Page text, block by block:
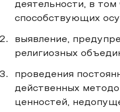
деятельности, в
способствующих
выявление,
религиозных
проведения
действенных
ценностей,